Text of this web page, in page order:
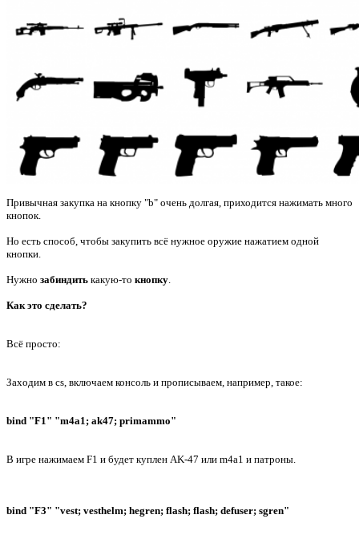
Привычная закупка на кнопку "b" очень долгая, приходится нажимать много
кнопок.
Но есть способ, чтобы закупить всё нужное оружие нажатием одной
кнопки.
Нужно забиндить какую-то кнопку.
Как это сделать?
Всё просто:
Заходим в cs, включаем консоль и прописываем, например, такое:
bind "F1" "m4a1; ak47; primammo"
В игре нажимаем F1 и будет куплен AK-47 или m4a1 и патроны.
bind "F3" "vest; vesthelm; hegren; flash; flash; defuser; sgren"